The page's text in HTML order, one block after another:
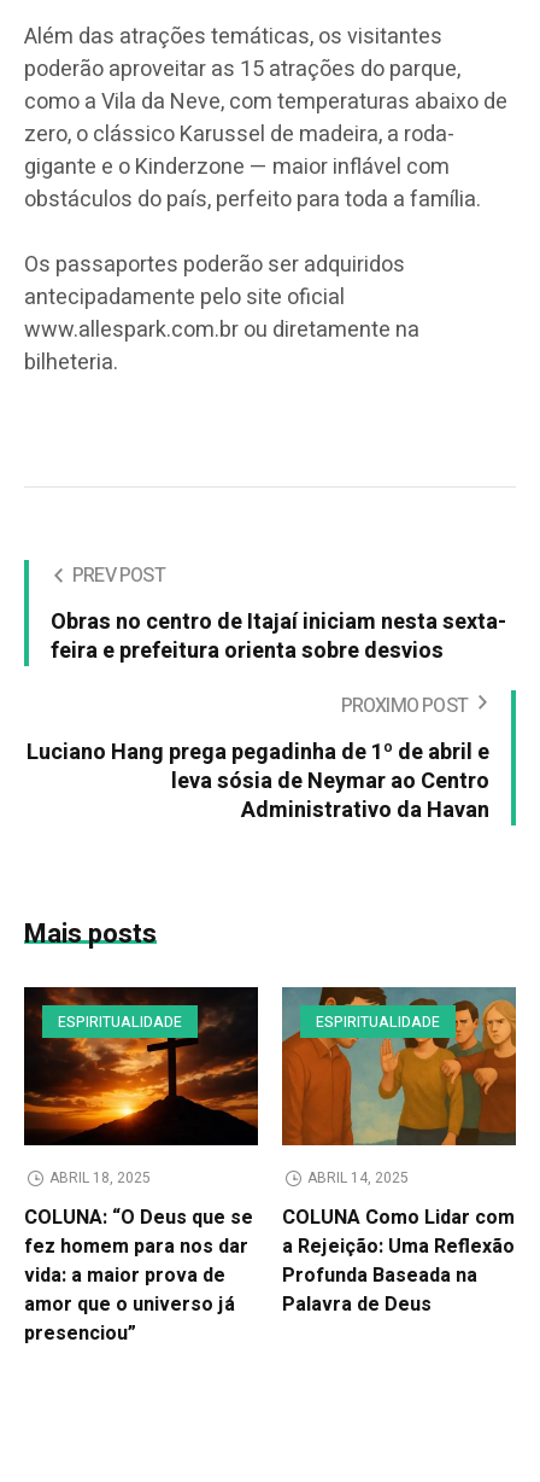
Além das atrações temáticas, os visitantes
poderão aproveitar as 15 atrações do parque,
como a Vila da Neve, com temperaturas abaixo de
zero, o clássico Karussel de madeira, a roda-
gigante e o Kinderzone — maior inflável com
obstáculos do país, perfeito para toda a família.
Os passaportes poderão ser adquiridos
antecipadamente pelo site oficial
www.allespark.com.br ou diretamente na
bilheteria.
PREV POST
Obras no centro de Itajaí iniciam nesta sexta-
feira e prefeitura orienta sobre desvios
PROXIMO POST
Luciano Hang prega pegadinha de 1º de abril e
leva sósia de Neymar ao Centro
Administrativo da Havan
Mais posts
ESPIRITUALIDADE
ABRIL 18, 2025
COLUNA: “O Deus que se
fez homem para nos dar
vida: a maior prova de
amor que o universo já
presenciou”
ESPIRITUALIDADE
ABRIL 14, 2025
COLUNA Como Lidar com
a Rejeição: Uma Reflexão
Profunda Baseada na
Palavra de Deus